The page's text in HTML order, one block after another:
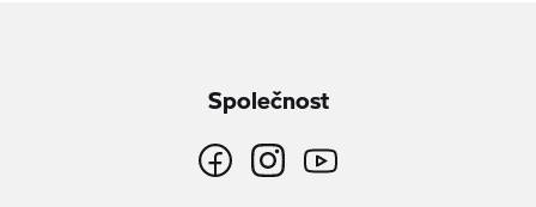
Společnost